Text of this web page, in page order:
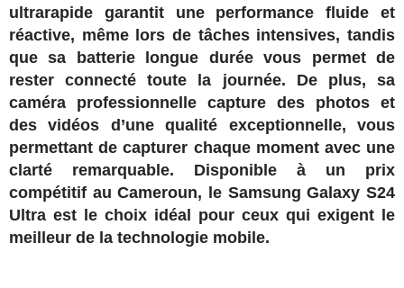
ultrarapide garantit une performance fluide et
réactive, même lors de tâches intensives, tandis
que sa batterie longue durée vous permet de
rester connecté toute la journée. De plus, sa
caméra professionnelle capture des photos et
des vidéos d’une qualité exceptionnelle, vous
permettant de capturer chaque moment avec une
clarté remarquable. Disponible à un prix
compétitif au Cameroun, le Samsung Galaxy S24
Ultra est le choix idéal pour ceux qui exigent le
meilleur de la technologie mobile.